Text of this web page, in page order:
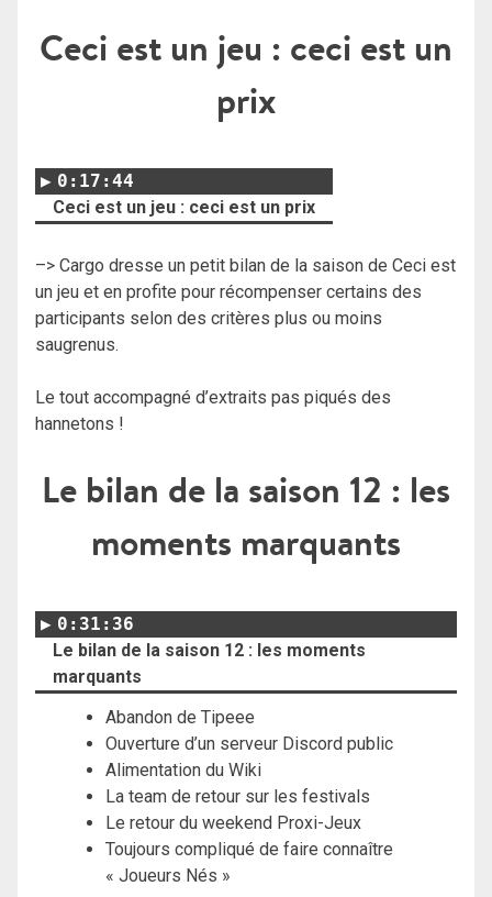
Ceci est un jeu : ceci est un
prix
0:17:44
Ceci est un jeu : ceci est un prix
–> Cargo dresse un petit bilan de la saison de Ceci est
un jeu et en profite pour récompenser certains des
participants selon des critères plus ou moins
saugrenus.
Le tout accompagné d’extraits pas piqués des
hannetons !
Le bilan de la saison 12 : les
moments marquants
0:31:36
Le bilan de la saison 12 : les moments
marquants
Abandon de Tipeee
Ouverture d’un serveur Discord public
Alimentation du Wiki
La team de retour sur les festivals
Le retour du weekend Proxi-Jeux
Toujours compliqué de faire connaître
« Joueurs Nés »